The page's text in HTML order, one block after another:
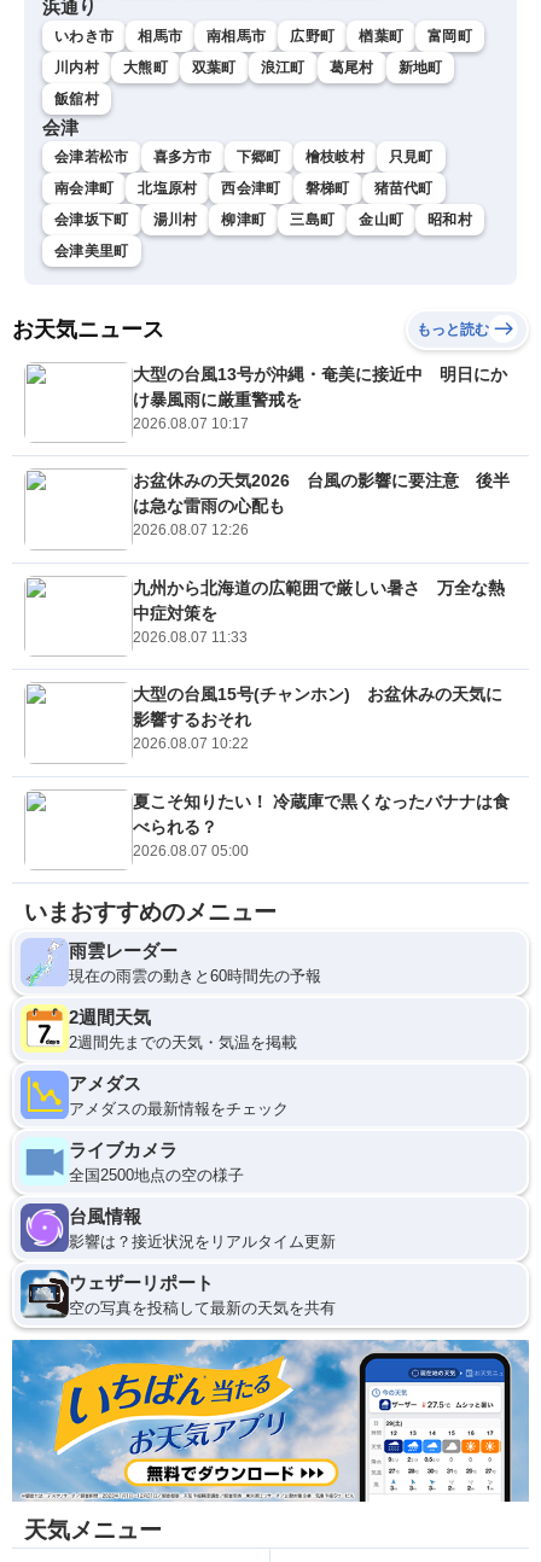
浜通り
いわき市 相馬市 南相馬市 広野町 楢葉町
富岡町
川内村
大熊町 双葉町 浪江町 葛尾村
新地町
飯舘村
会津
会津若松市 喜多方市 下郷町 檜枝岐村
只見町
南会津町
北塩原村 西会津町 磐梯町
猪苗代町
会津坂下町
湯川村 柳津町 三島町 金山町
昭和村
会津美里町
お天気ニュース もっと読む
大型の台風13号が沖縄・奄美に接近中 明日にか
け暴風雨に厳重警戒を
2026.08.07 10:17
お盆休みの天気2026 台風の影響に要注意 後半
は急な雷雨の心配も
2026.08.07 12:26
九州から北海道の広範囲で厳しい暑さ 万全な熱
中症対策を
2026.08.07 11:33
大型の台風15号(チャンホン) お盆休みの天気に
影響するおそれ
2026.08.07 10:22
夏こそ知りたい！ 冷蔵庫で黒くなったバナナは食
べられる？
2026.08.07 05:00
いまおすすめのメニュー
雨雲レーダー
現在の雨雲の動きと60時間先の予報
2週間天気
2週間先までの天気・気温を掲載
アメダス
アメダスの最新情報をチェック
ライブカメラ
全国2500地点の空の様子
台風情報
影響は？接近状況をリアルタイム更新
ウェザーリポート
空の写真を投稿して最新の天気を共有
天気メニュー